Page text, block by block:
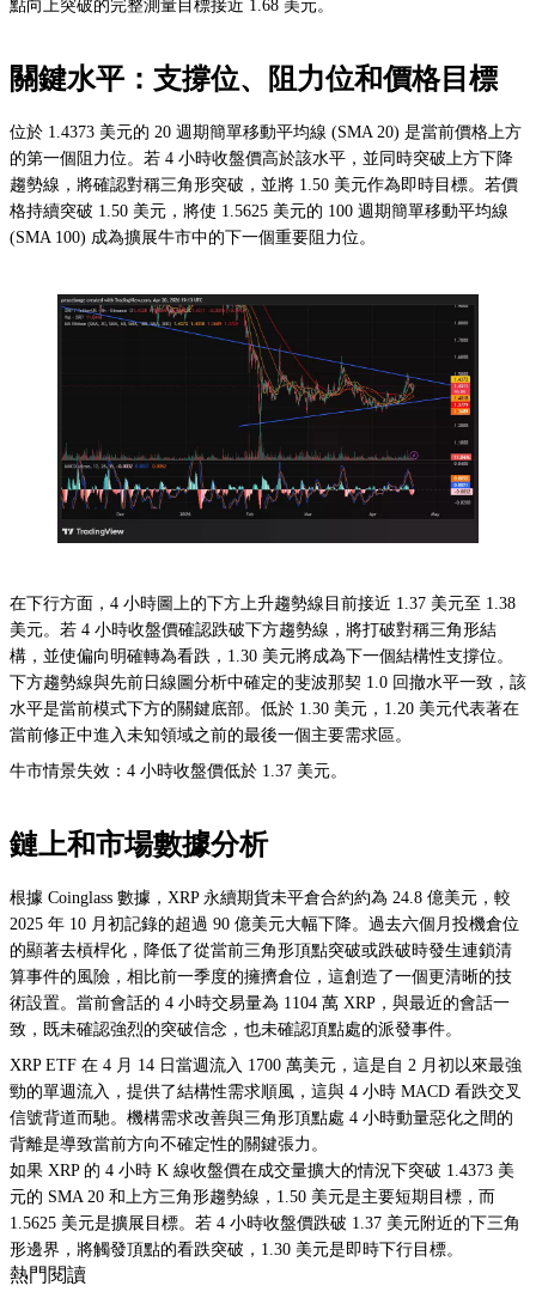
點向上突破的完整測量目標接近 1.68 美元。
關鍵水平：支撐位、阻力位和價格目標
位於 1.4373 美元的 20 週期簡單移動平均線 (SMA 20) 是當前價格上方
的第一個阻力位。若 4 小時收盤價高於該水平，並同時突破上方下降
趨勢線，將確認對稱三角形突破，並將 1.50 美元作為即時目標。若價
格持續突破 1.50 美元，將使 1.5625 美元的 100 週期簡單移動平均線
(SMA 100) 成為擴展牛市中的下一個重要阻力位。
在下行方面，4 小時圖上的下方上升趨勢線目前接近 1.37 美元至 1.38
美元。若 4 小時收盤價確認跌破下方趨勢線，將打破對稱三角形結
構，並使偏向明確轉為看跌，1.30 美元將成為下一個結構性支撐位。
下方趨勢線與先前日線圖分析中確定的斐波那契 1.0 回撤水平一致，該
水平是當前模式下方的關鍵底部。低於 1.30 美元，1.20 美元代表著在
當前修正中進入未知領域之前的最後一個主要需求區。
牛市情景失效：4 小時收盤價低於 1.37 美元。
鏈上和市場數據分析
根據 Coinglass 數據，XRP 永續期貨未平倉合約約為 24.8 億美元，較
2025 年 10 月初記錄的超過 90 億美元大幅下降。過去六個月投機倉位
的顯著去槓桿化，降低了從當前三角形頂點突破或跌破時發生連鎖清
算事件的風險，相比前一季度的擁擠倉位，這創造了一個更清晰的技
術設置。當前會話的 4 小時交易量為 1104 萬 XRP，與最近的會話一
致，既未確認強烈的突破信念，也未確認頂點處的派發事件。
XRP ETF 在 4 月 14 日當週流入 1700 萬美元，這是自 2 月初以來最強
勁的單週流入，提供了結構性需求順風，這與 4 小時 MACD 看跌交叉
信號背道而馳。機構需求改善與三角形頂點處 4 小時動量惡化之間的
背離是導致當前方向不確定性的關鍵張力。
如果 XRP 的 4 小時 K 線收盤價在成交量擴大的情況下突破 1.4373 美
元的 SMA 20 和上方三角形趨勢線，1.50 美元是主要短期目標，而
1.5625 美元是擴展目標。若 4 小時收盤價跌破 1.37 美元附近的下三角
形邊界，將觸發頂點的看跌突破，1.30 美元是即時下行目標。
熱門閱讀